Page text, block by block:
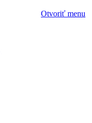
Otvoriť menu